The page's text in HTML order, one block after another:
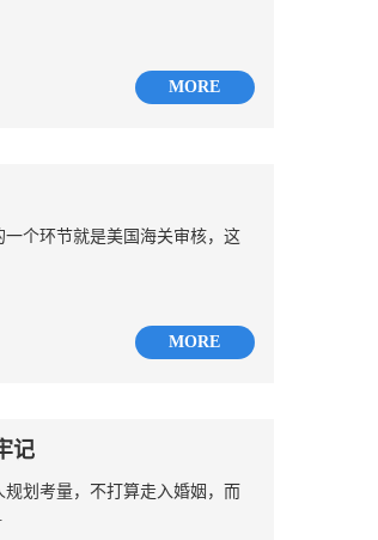
MORE
个环节就是美国海关审核，这
MORE
记
划考量，不打算走入婚姻，而